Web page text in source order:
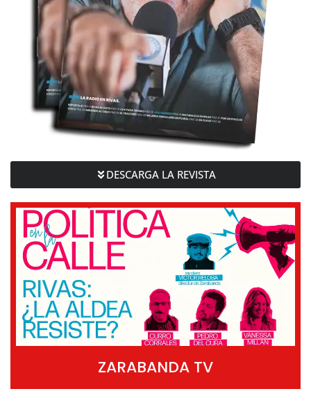
DESCARGA LA REVISTA
ZARABANDA TV